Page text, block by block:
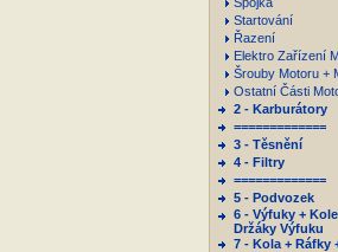
Startování
Řazení
Elektro Zařízení
Šrouby Motoru +
Ostatní Části
2 - Karburátory
=============
3 - Těsnění
4 - Filtry
=============
5 - Podvozek
6 - Výfuky +
Držáky Výfuku
7 - Kola + Ráfky